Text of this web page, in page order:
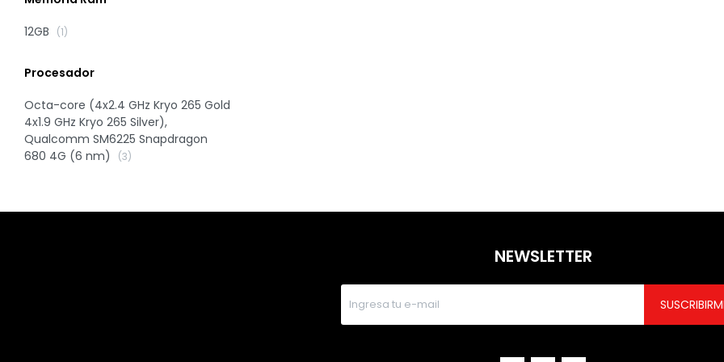
12GB
(1)
Procesador
Octa-core (4x2.4 GHz Kryo 265 Gold
4x1.9 GHz Kryo 265 Silver),
Qualcomm SM6225 Snapdragon
680 4G (6 nm)
(3)
NEWSLETTER